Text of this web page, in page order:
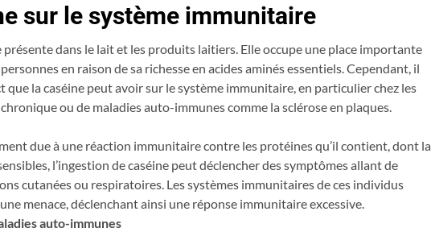
sur le système immunitaire
dans le lait et les produits laitiers. Elle occupe une place importante
en raison de sa richesse en acides aminés essentiels. Cependant, il
la caséine peut avoir sur le système immunitaire, en particulier chez les
ou de maladies auto-immunes comme la sclérose en plaques.
due à une réaction immunitaire contre les protéines qu’il contient, dont la
l’ingestion de caséine peut déclencher des symptômes allant de
cutanées ou respiratoires. Les systèmes immunitaires de ces individus
menace, déclenchant ainsi une réponse immunitaire excessive.
auto-immunes